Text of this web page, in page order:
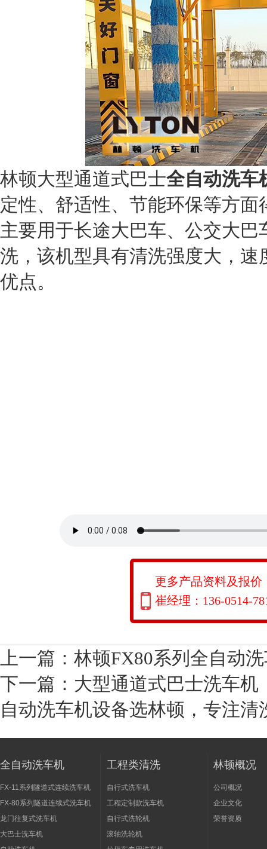
林顿大型通道式巴士全自动洗车
定性、舒适性、节能环保等方
主要用于长途大巴车、公交大
洗，该机型具有清洗强度大，
优点。
更多产品资料及报价
崔经理：136-0514-
上一篇： 林顿FX80系列全自动
下一篇： 大型通道式巴士洗车
自动洗车机设备选林顿，专注
全自动洗车机
FX-11系列隧道式连续洗车机
FX-80系列隧道连续式洗车机
龙门往复式洗车机
大巴士洗车机
工程类清洗
自行式洗车机
工程定制款洗车机
自行式洗轮机
滚轴洗轮机
林顿概况
公司概况
企业文化
荣誉资质